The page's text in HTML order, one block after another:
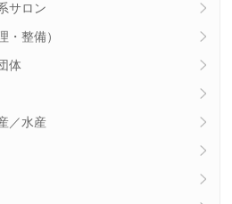
サロン
・整備）
体
／水産